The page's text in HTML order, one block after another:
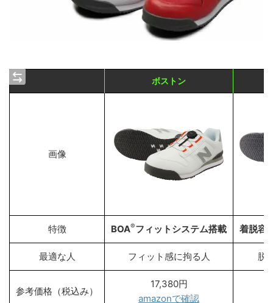
ボストン
画像
特徴 BOA®フィットシステム搭載 着脱容
最適な人 フィット感に拘る人 脱
参考価格（税込み）
17,380円
amazonで確認